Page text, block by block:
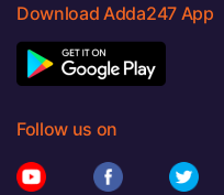
Download Adda247 App
Follow us on